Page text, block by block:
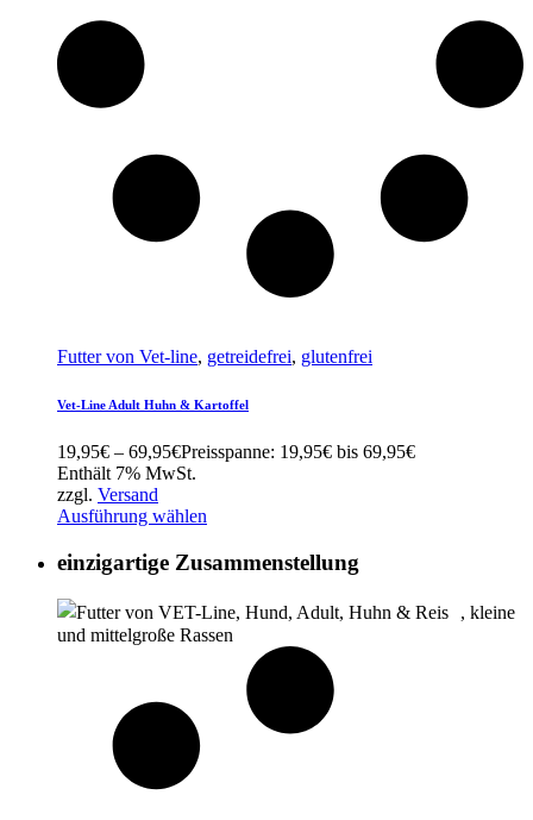
Futter von Vet-line, getreidefrei, glutenfrei
Vet-Line Adult Huhn & Kartoffel
19,95€ – 69,95€Preisspanne: 19,95€ bis 69,95€
Enthält 7% MwSt.
zzgl. Versand
Ausführung wählen
einzigartige Zusammenstellung